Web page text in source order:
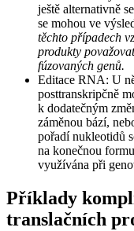
ještě alternativně
se mohou ve
těchto případech
produkty
fúzovaných genů.
Editace RNA: U
posttranskripčně
k dodatečným
záměnou bází,
pořadí nukleotidů
na konečnou
využívána při
Příklady
translačních